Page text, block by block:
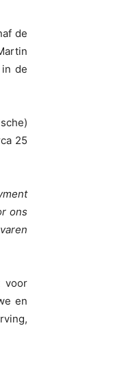
de
de
25
ons
voor
en